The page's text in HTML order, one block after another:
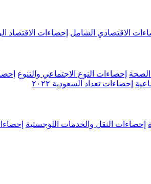
الاقتصادي الشامل إحصاءات الاقتصاد
إحصاءات النوع الاجتماعي والتنوع
إحصاءات تعداد السعودية ٢٠٢٢
إحصاءات النقل والخدمات اللوجستية